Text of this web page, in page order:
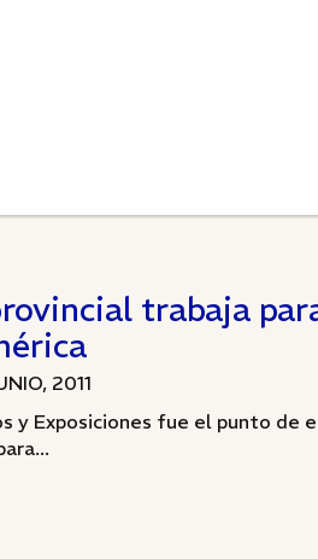
trabaja
2011
y Exposiciones fue el punto de